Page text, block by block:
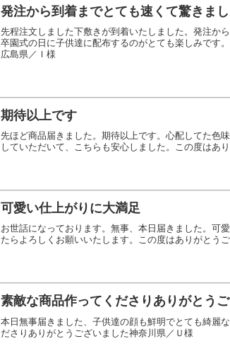
発注から到着までとても速くて驚きま
先程注文しました下敷きが到着いたしました。発注か
卒園式の日に子供達に配布するのがとても楽しみです
広島県／Ｉ様
期待以上です
先ほど商品届きました。期待以上です。心配してた色
していただいて、こちらも安心しました。この度はあ
可愛い仕上がりに大満足
お世話になっております。無事、本日届きました。可
たらよろしくお願いいたします。この度はありがとう
素敵な商品作ってくださりありがとう
本日無事届きました、子供達の顔も鮮明でとても綺麗
ださりありがとうございました神奈川県／Ｕ様